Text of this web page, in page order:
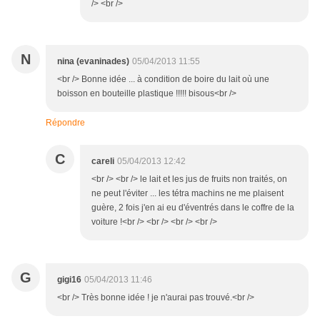
/> <br />
N nina (evaninades) 05/04/2013 11:55
<br /> Bonne idée ... à condition de boire du lait où une
boisson en bouteille plastique !!!!! bisous<br />
Répondre
C careli 05/04/2013 12:42
<br /> <br /> le lait et les jus de fruits non traités, on
ne peut l'éviter ... les tétra machins ne me plaisent
guère, 2 fois j'en ai eu d'éventrés dans le coffre de la
voiture !<br /> <br /> <br /> <br />
G gigi16 05/04/2013 11:46
<br /> Très bonne idée ! je n'aurai pas trouvé.<br />